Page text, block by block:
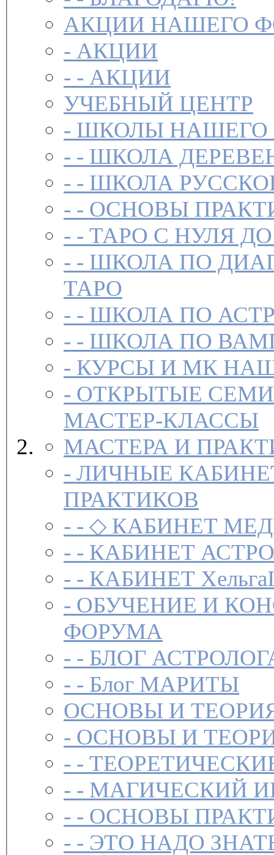
АКЦИИ НАШЕГО
- АКЦИИ
- - АКЦИИ
УЧЕБНЫЙ ЦЕНТР
- ШКОЛЫ НАШЕГО
- - ШКОЛА
- - ШКОЛА
- - ОСНОВЫ
- - ТАРО С НУЛЯ
- - ШКОЛА ПО
ТАРО
- - ШКОЛА ПО
- - ШКОЛА ПО
-
- ОТКРЫТЫЕ
МАСТЕР-КЛАССЫ
МАСТЕРА И
- ЛИЧНЫЕ
ПРАКТИКОВ
- - ◇ КАБИНЕТ
- - КАБИНЕТ
- - КАБИНЕТ ХельгаI
- ОБУЧЕНИЕ И
ФОРУМА
- - БЛОГ
- - Блог МАРИТЫ
ОСНОВЫ И
- ОСНОВЫ И
- -
- - МАГИЧЕСКИЙ
- - ОСНОВЫ
- - ЭТО НАДО